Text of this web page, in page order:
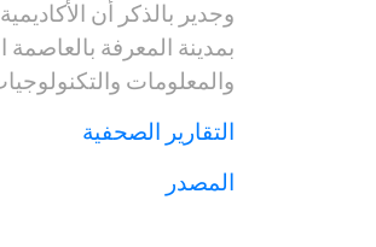
وجدير بالذكر أن
بمدينة المعرفة بالعاصمة
والمعلومات
التقارير الصحفية
المصدر